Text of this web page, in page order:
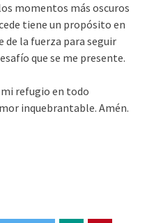
momentos más oscuros
tiene un propósito en
de la fuerza para seguir
que se me presente.
mi refugio en todo
inquebrantable. Amén.